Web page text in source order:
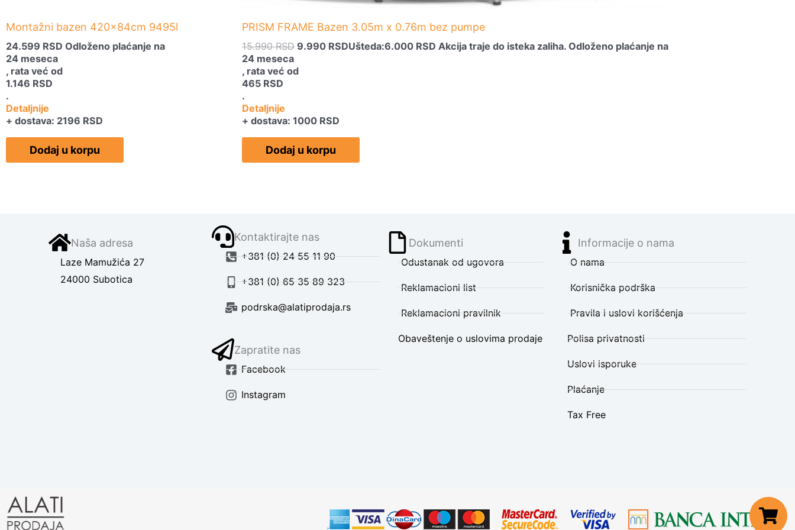
Montažni bazen 420x84cm 9495l
24.599 RSD Odloženo plaćanje na
24 meseca
, rata već od
1.146 RSD
.
Detaljnije
+ dostava: 2196 RSD
Dodaj u korpu
PRISM FRAME Bazen 3.05m x 0.76m bez pumpe
15.990RSD 9.990 RSDUšteda:6.000 RSD Akcija traje do isteka zaliha. Odloženo plaćanje na
24 meseca
, rata već od
465 RSD
.
Detaljnije
+ dostava: 1000 RSD
Dodaj u korpu
Naša adresa
Laze Mamužića 27
24000 Subotica
Kontaktirajte nas
+381 (0) 24 55 11 90
+381 (0) 65 35 89 323
podrska@alatiprodaja.rs
Zapratite nas
Facebook
Instagram
Dokumenti
Odustanak od ugovora
Reklamacioni list
Reklamacioni pravilnik
Obaveštenje o uslovima prodaje
Informacije o nama
O nama
Korisnička podrška
Pravila i uslovi korišćenja
Polisa privatnosti
Uslovi isporuke
Plaćanje
Tax Free